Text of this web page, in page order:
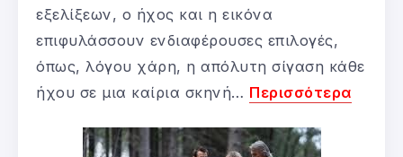
εξελίξεων, ο ήχος και η εικόνα
επιφυλάσσουν ενδιαφέρουσες επιλογές,
όπως, λόγου χάρη, η απόλυτη σίγαση κάθε
ήχου σε μια καίρια σκηνή… Περισσότερα